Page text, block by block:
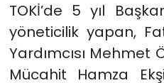
TOKİ’de 5 yıl
yöneticilik yapan,
Yardımcısı Mehmet
Mücahit Hamza